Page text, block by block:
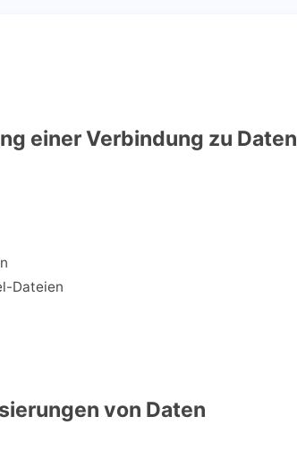
einer Verbindung zu Daten
Dateien
von Daten